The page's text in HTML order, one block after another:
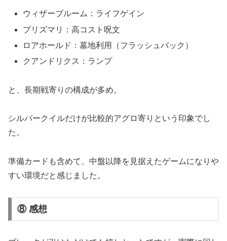
ウィザーブルーム：ライフゲイン
プリズマリ：高コスト呪文
ロアホールド：墓地利用（フラッシュバック）
クアンドリクス：ランプ
と、長期戦寄りの構成が多め。
シルバークイルだけが比較的アグロ寄りという印象でし
た。
準備カードも含めて、中盤以降を見据えたゲームになりや
すい環境だと感じました。
⑧ 感想